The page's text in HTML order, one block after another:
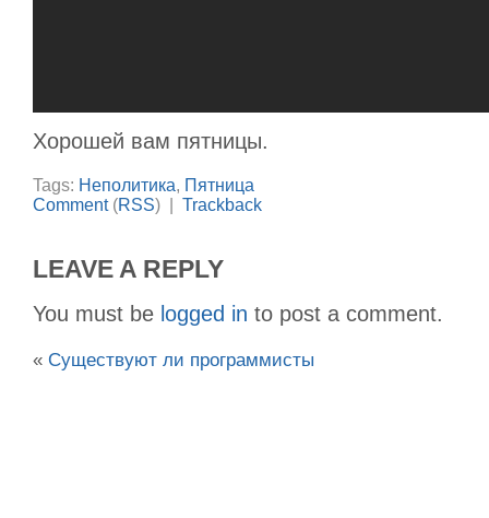
Хорошей вам пятницы.
Tags: Неполитика, Пятница
Comment(RSS) | Trackback
LEAVE A REPLY
You must be logged in to post a comment.
« Существуют ли программисты